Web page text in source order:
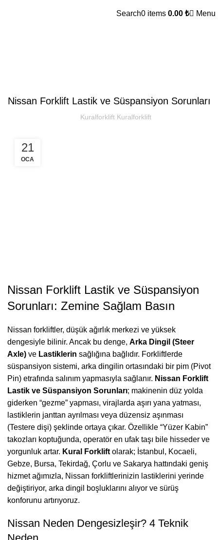
Search0 items 0.00 ₺ Menu
Nissan Forklift Lastik ve Süspansiyon Sorunları
Kuralforklift Kuralforklift
21
OCA
Nissan Forklift Lastik ve Süspansiyon
Sorunları: Zemine Sağlam Basın
Nissan forkliftler, düşük ağırlık merkezi ve yüksek
dengesiyle bilinir. Ancak bu denge, Arka Dingil (Steer
Axle) ve Lastiklerin sağlığına bağlıdır. Forkliftlerde
süspansiyon sistemi, arka dingilin ortasındaki bir pim (Pivot
Pin) etrafında salınım yapmasıyla sağlanır. Nissan Forklift
Lastik ve Süspansiyon Sorunları; makinenin düz yolda
giderken “gezme” yapması, virajlarda aşırı yana yatması,
lastiklerin janttan ayrılması veya düzensiz aşınması
(Testere dişi) şeklinde ortaya çıkar. Özellikle “Yüzer Kabin”
takozları koptuğunda, operatör en ufak taşı bile hisseder ve
yorgunluk artar. Kural Forklift olarak; İstanbul, Kocaeli,
Gebze, Bursa, Tekirdağ, Çorlu ve Sakarya hattındaki geniş
hizmet ağımızla, Nissan forkliftlerinizin lastiklerini yerinde
değiştiriyor, arka dingil boşluklarını alıyor ve sürüş
konforunu artırıyoruz.
Nissan Neden Dengesizleşir? 4 Teknik